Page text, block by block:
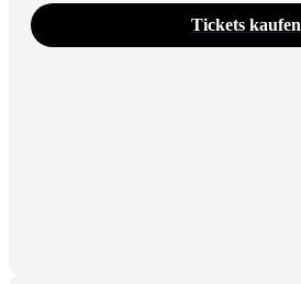
Tickets kaufen